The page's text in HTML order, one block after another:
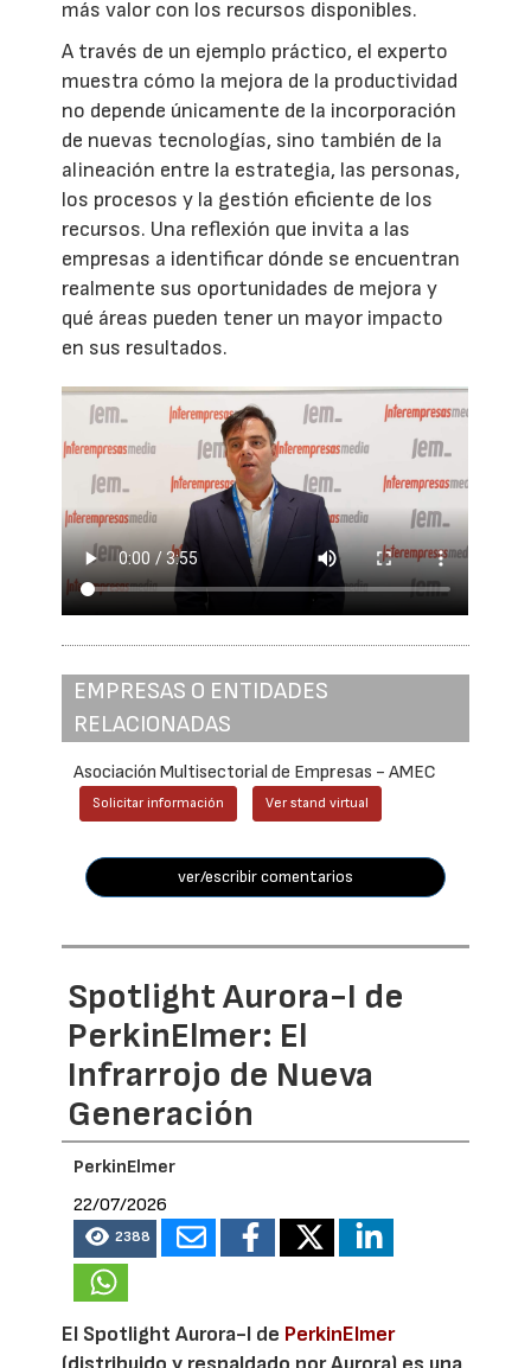
más valor con los recursos disponibles.
A través de un ejemplo práctico, el experto
muestra cómo la mejora de la productividad
no depende únicamente de la incorporación
de nuevas tecnologías, sino también de la
alineación entre la estrategia, las personas,
los procesos y la gestión eficiente de los
recursos. Una reflexión que invita a las
empresas a identificar dónde se encuentran
realmente sus oportunidades de mejora y
qué áreas pueden tener un mayor impacto
en sus resultados.
EMPRESAS O ENTIDADES
RELACIONADAS
Asociación Multisectorial de Empresas - AMEC
Solicitar información Ver stand virtual
ver/escribir comentarios
Spotlight Aurora-I de
PerkinElmer: El
Infrarrojo de Nueva
Generación
PerkinElmer
22/07/2026
2388
El Spotlight Aurora-I de PerkinElmer